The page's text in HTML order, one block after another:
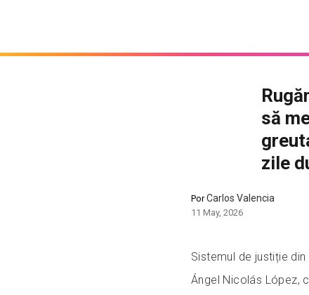
să
zile
PorCarlos Valencia
11 May, 2026
Sistemul de justiție
Ángel Nicolás López,